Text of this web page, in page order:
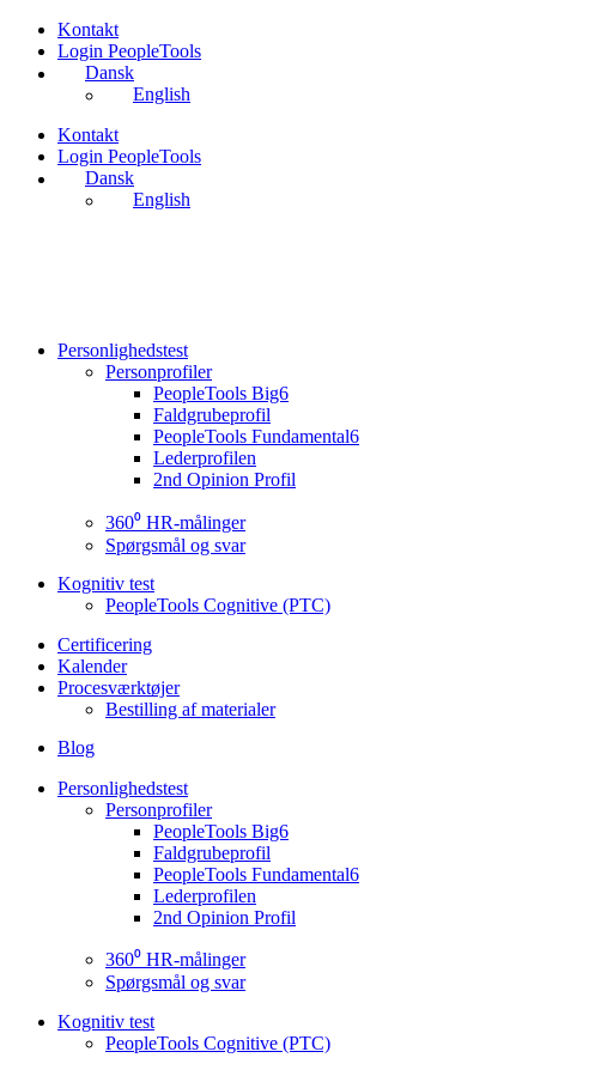
Videre
indhold
Kontakt
Login PeopleTools
Dansk
English
Kontakt
Login PeopleTools
Dansk
English
Personlighedstest
Personprofiler
PeopleTools Big6
Faldgrubeprofil
PeopleTools Fundamental6
Lederprofilen
2nd Opinion Profil
360⁰ HR-målinger
Spørgsmål og svar
Kognitiv test
PeopleTools Cognitive (PTC)
Certificering
Kalender
Procesværktøjer
Bestilling af materialer
Blog
Personlighedstest
Personprofiler
PeopleTools Big6
Faldgrubeprofil
PeopleTools Fundamental6
Lederprofilen
2nd Opinion Profil
360⁰ HR-målinger
Spørgsmål og svar
Kognitiv test
PeopleTools Cognitive (PTC)